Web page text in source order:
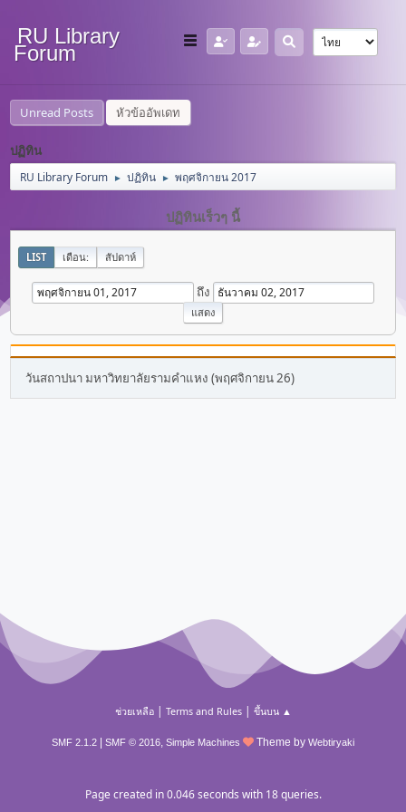
RU Library
Forum
Unread Posts หัวข้ออัพเดท
ปฏิทิน
RU Library Forum ► ปฏิทิน ► พฤศจิกายน 2017
ปฏิทินเร็วๆ นี้
LIST เดือน: สัปดาห์
ถึง
วันสถาปนา มหาวิทยาลัยรามคำแหง (พฤศจิกายน 26)
ช่วยเหลือ| Terms and Rules| ขึ้นบน ▲
SMF 2.1.2 SMF © 2016, Simple Machines Theme by Webtiryaki
Page created in 0.046 seconds with 18 queries.